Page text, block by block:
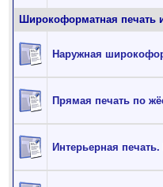
Широкоформатная печать
Наружная
Прямая печать по
Интерьерная